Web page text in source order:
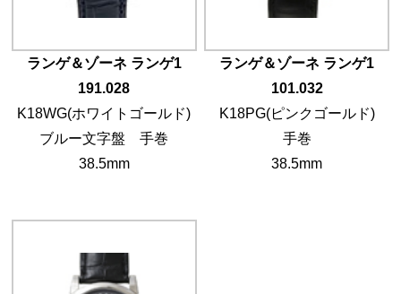
ランゲ＆ゾーネ ランゲ1
191.028
K18WG(ホワイトゴールド)
ブルー文字盤 手巻
38.5mm
ランゲ＆ゾーネ ランゲ1
101.032
K18PG(ピンクゴールド)
手巻
38.5mm